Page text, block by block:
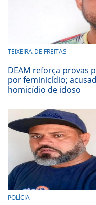
TEIXEIRA DE FREITAS
DEAM reforça provas
por feminicídio;
homicídio de idoso
POLÍCIA